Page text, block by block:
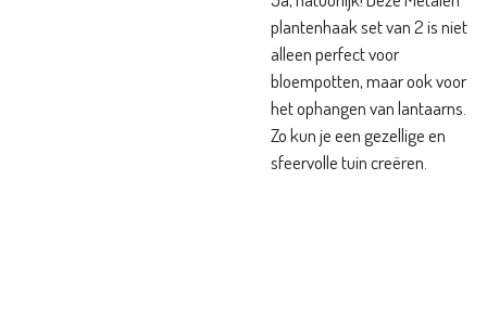
plantenhaak set van 2 is niet
alleen perfect voor
bloempotten, maar ook voor
het ophangen van lantaarns.
Zo kun je een gezellige en
sfeervolle tuin creëren.